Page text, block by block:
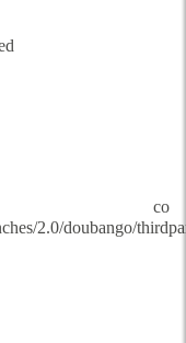
2.0/doubango/